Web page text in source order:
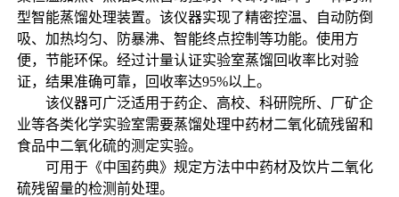
型智能蒸馏处理装置。该仪器实现了精密控温、自动防倒
吸、加热均匀、防暴沸、智能终点控制等功能。使用方
便，节能环保。经过计量认证实验室蒸馏回收率比对验
证，结果准确可靠，回收率达95%以上。
该仪器可广泛适用于药企、高校、科研院所、厂矿企
业等各类化学实验室需要蒸馏处理中药材二氧化硫残留和
食品中二氧化硫的测定实验。
可用于《中国药典》规定方法中中药材及饮片二氧化
硫残留量的检测前处理。